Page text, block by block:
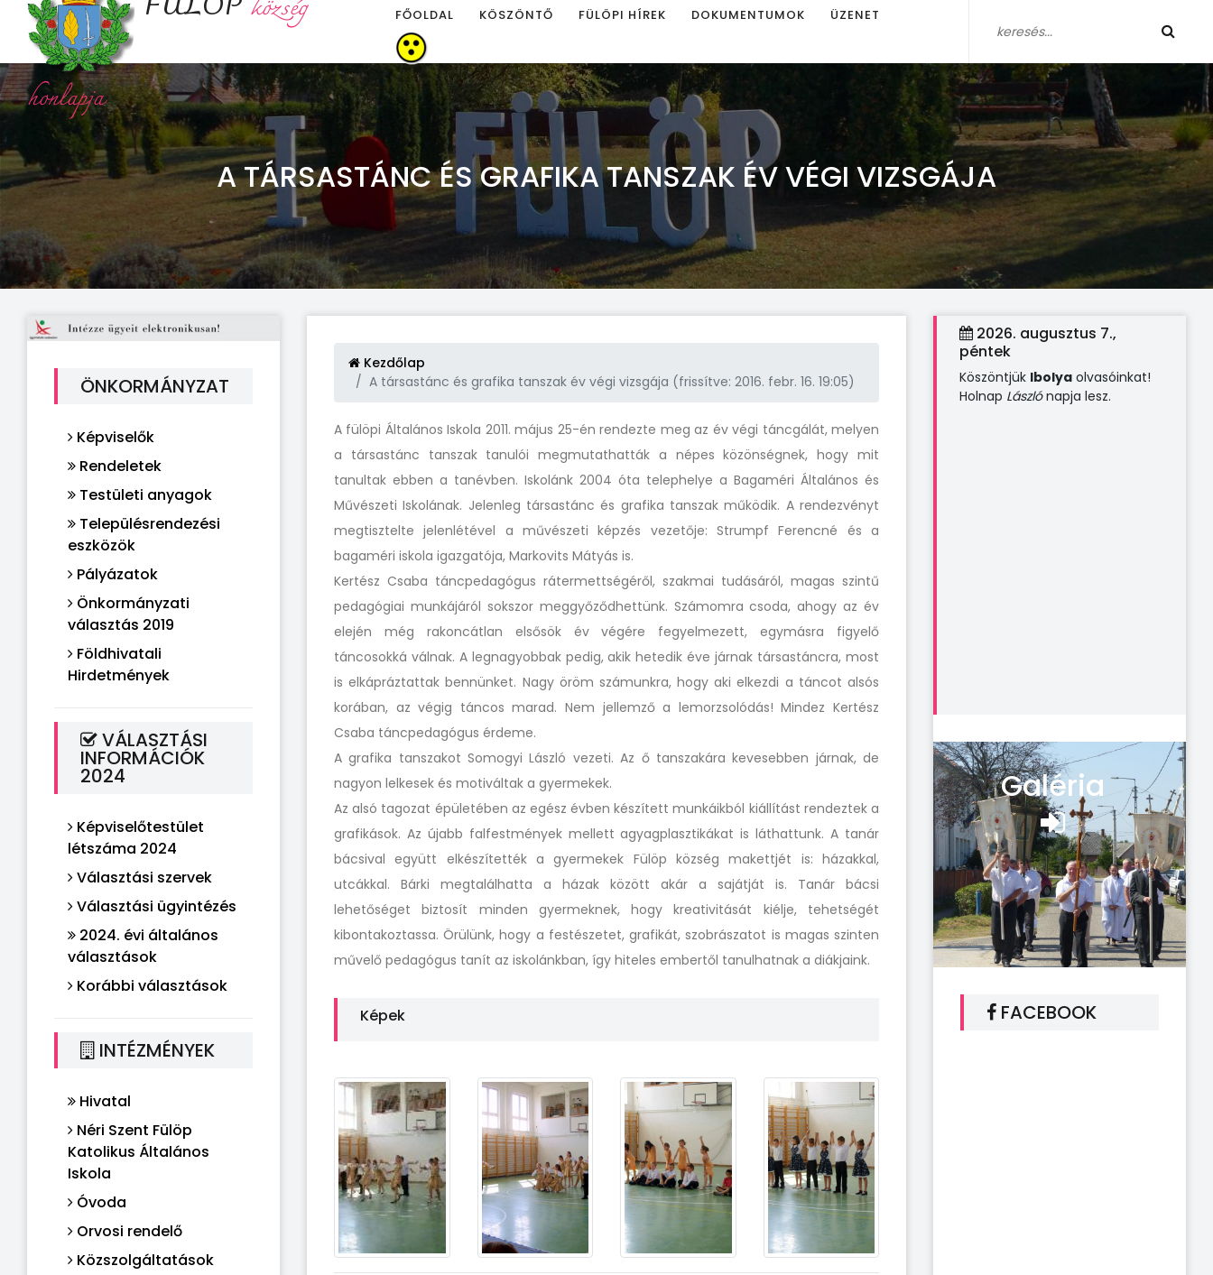
község
honlapja
FŐOLDAL KÖSZÖNTŐ FÜLÖPI HÍREK DOKUMENTUMOK ÜZENET
A TÁRSASTÁNC ÉS GRAFIKA TANSZAK ÉV VÉGI VIZSGÁJA
ÖNKORMÁNYZAT
Képviselők
Rendeletek
Testületi anyagok
Településrendezési
eszközök
Pályázatok
Önkormányzati
választás 2019
Földhivatali
Hirdetmények
VÁLASZTÁSI
INFORMÁCIÓK
2024
Képviselőtestület
létszáma 2024
Választási szervek
Választási ügyintézés
2024. évi általános
választások
Korábbi választások
INTÉZMÉNYEK
Hivatal
Néri Szent Fülöp
Katolikus Általános
Iskola
Óvoda
Orvosi rendelő
Közszolgáltatások
Kezdőlap
A társastánc és grafika tanszak év végi vizsgája (frissítve: 2016. febr. 16. 19:05)
A fülöpi Általános Iskola 2011. május 25-én rendezte meg az év végi táncgálát, melyen
a társastánc tanszak tanulói megmutathatták a népes közönségnek, hogy mit
tanultak ebben a tanévben. Iskolánk 2004 óta telephelye a Bagaméri Általános és
Művészeti Iskolának. Jelenleg társastánc és grafika tanszak működik. A rendezvényt
megtisztelte jelenlétével a művészeti képzés vezetője: Strumpf Ferencné és a
bagaméri iskola igazgatója, Markovits Mátyás is.
Kertész Csaba táncpedagógus rátermettségéről, szakmai tudásáról, magas szintű
pedagógiai munkájáról sokszor meggyőződhettünk. Számomra csoda, ahogy az év
elején még rakoncátlan elsősök év végére fegyelmezett, egymásra figyelő
táncosokká válnak. A legnagyobbak pedig, akik hetedik éve járnak társastáncra, most
is elkápráztattak bennünket. Nagy öröm számunkra, hogy aki elkezdi a táncot alsós
korában, az végig táncos marad. Nem jellemző a lemorzsolódás! Mindez Kertész
Csaba táncpedagógus érdeme.
A grafika tanszakot Somogyi László vezeti. Az ő tanszakára kevesebben járnak, de
nagyon lelkesek és motiváltak a gyermekek.
Az alsó tagozat épületében az egész évben készített munkáikból kiállítást rendeztek a
grafikások. Az újabb falfestmények mellett agyagplasztikákat is láthattunk. A tanár
bácsival együtt elkészítették a gyermekek Fülöp község makettjét is: házakkal,
utcákkal. Bárki megtalálhatta a házak között akár a sajátját is. Tanár bácsi
lehetőséget biztosít minden gyermeknek, hogy kreativitását kiélje, tehetségét
kibontakoztassa. Örülünk, hogy a festészetet, grafikát, szobrászatot is magas szinten
művelő pedagógus tanít az iskolánkban, így hiteles embertől tanulhatnak a diákjaink.
Képek
2026. augusztus 7.,
péntek
Köszöntjük Ibolya olvasóinkat!
Holnap Lászlónapja lesz.
Galéria
FACEBOOK